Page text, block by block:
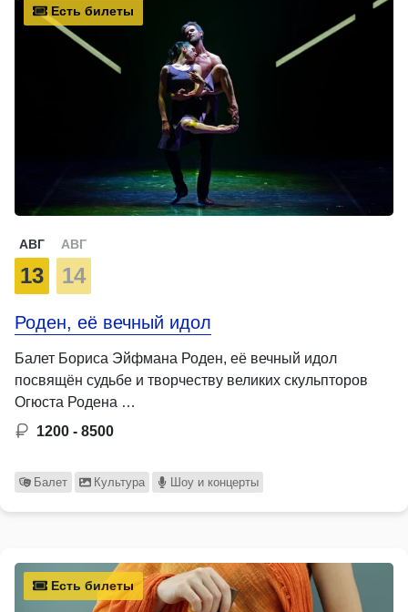
Есть билеты
АВГ
13
АВГ
14
Роден, её вечный идол
Балет Бориса Эйфмана Роден, её вечный идол
посвящён судьбе и творчеству великих скульпторов
Огюста Родена …
1200 - 8500
Балет Культура Шоу и концерты
Есть билеты